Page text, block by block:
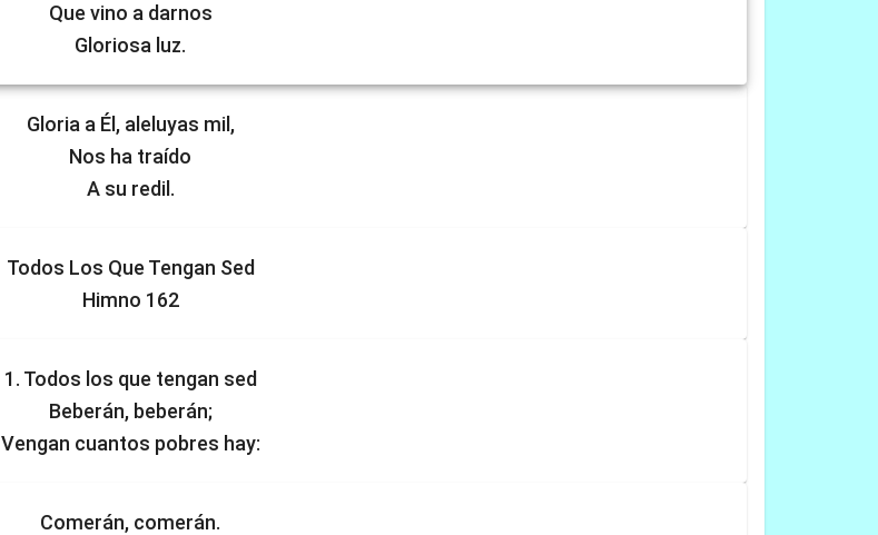
Que vino a darnos
Gloriosa luz.
Gloria a Él, aleluyas mil,
Nos ha traído
A su redil.
Todos Los Que Tengan Sed
Himno 162
1. Todos los que tengan sed
Beberán, beberán;
Vengan cuantos pobres hay:
Comerán, comerán.